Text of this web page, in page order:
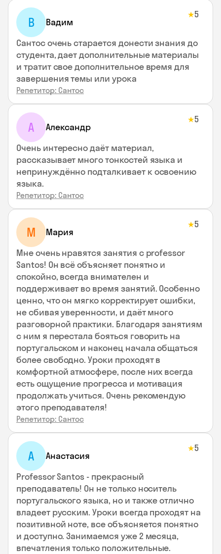
В Вадим
★5
Сантос очень старается донести знания до
студента, дает дополнительные материалы
и тратит свое дополнительное время для
завершения темы или урока
Репетитор: Сантос
А Александр
★5
Очень интересно даёт материал,
рассказывает много тонкостей языка и
непринуждённо подталкивает к освоению
языка.
Репетитор: Сантос
М Мария
★5
Мне очень нравятся занятия с professor
Santos! Он всё объясняет понятно и
спокойно, всегда внимателен и
поддерживает во время занятий. Особенно
ценно, что он мягко корректирует ошибки,
не сбивая уверенности, и даёт много
разговорной практики. Благодаря занятиям
с ним я перестала бояться говорить на
португальском и наконец начала общаться
более свободно. Уроки проходят в
комфортной атмосфере, после них всегда
есть ощущение прогресса и мотивация
продолжать учиться. Очень рекомендую
этого преподавателя!
Репетитор: Сантос
А Анастасия
★5
Professor Santos - прекрасный
преподаватель! Он не только носитель
португальского языка, но и также отлично
владеет русским. Уроки всегда проходят на
позитивной ноте, все объясняется понятно
и доступно. Занимаемся уже 2 месяца,
впечатления только положительные.